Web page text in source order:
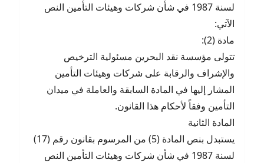
لسنة 1987 في شأن شركات وهيئات التأمين النص
الآتي:
مادة (2):
تتولى مؤسسة نقد البحرين مسئولية الترخيص
والإشراف والرقابة على شركات وهيئات التأمين
المشار إليها في المادة السابقة والعاملة في ميدان
التأمين وفقاً لأحكام هذا القانون.
المادة الثانية
يستبدل بنص المادة (5) من المرسوم بقانون رقم (17)
لسنة 1987 في شأن شركات وهيئات التأمين النص